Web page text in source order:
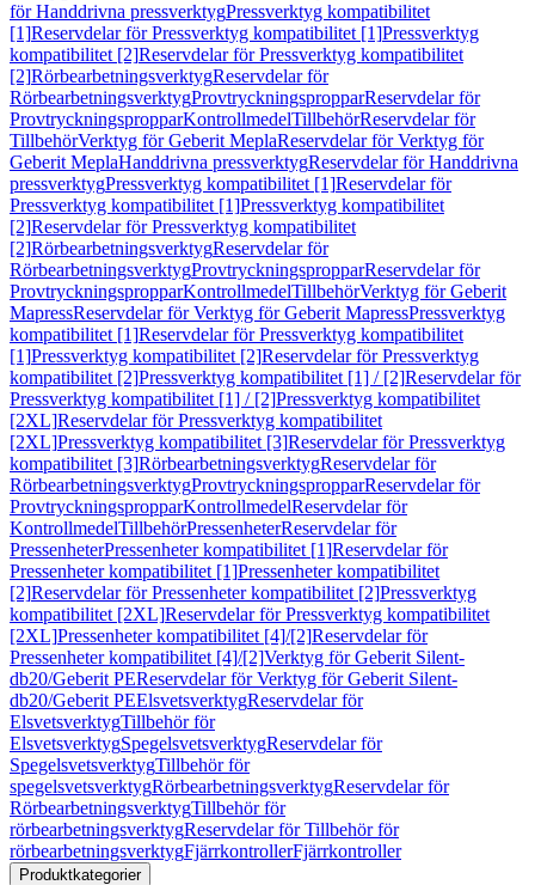
för Handdrivna pressverktygPressverktyg kompatibilitet
[1]Reservdelar för Pressverktyg kompatibilitet [1]Pressverktyg
kompatibilitet [2]Reservdelar för Pressverktyg kompatibilitet
[2]RörbearbetningsverktygReservdelar för
RörbearbetningsverktygProvtryckningspropparReservdelar för
ProvtryckningspropparKontrollmedelTillbehörReservdelar för
TillbehörVerktyg för Geberit MeplaReservdelar för Verktyg för
Geberit MeplaHanddrivna pressverktygReservdelar för Handdrivna
pressverktygPressverktyg kompatibilitet [1]Reservdelar för
Pressverktyg kompatibilitet [1]Pressverktyg kompatibilitet
[2]Reservdelar för Pressverktyg kompatibilitet
[2]RörbearbetningsverktygReservdelar för
RörbearbetningsverktygProvtryckningspropparReservdelar för
ProvtryckningspropparKontrollmedelTillbehörVerktyg för Geberit
MapressReservdelar för Verktyg för Geberit MapressPressverktyg
kompatibilitet [1]Reservdelar för Pressverktyg kompatibilitet
[1]Pressverktyg kompatibilitet [2]Reservdelar för Pressverktyg
kompatibilitet [2]Pressverktyg kompatibilitet [1] / [2]Reservdelar för
Pressverktyg kompatibilitet [1] / [2]Pressverktyg kompatibilitet
[2XL]Reservdelar för Pressverktyg kompatibilitet
[2XL]Pressverktyg kompatibilitet [3]Reservdelar för Pressverktyg
kompatibilitet [3]RörbearbetningsverktygReservdelar för
RörbearbetningsverktygProvtryckningspropparReservdelar för
ProvtryckningspropparKontrollmedelReservdelar för
KontrollmedelTillbehörPressenheterReservdelar för
PressenheterPressenheter kompatibilitet [1]Reservdelar för
Pressenheter kompatibilitet [1]Pressenheter kompatibilitet
[2]Reservdelar för Pressenheter kompatibilitet [2]Pressverktyg
kompatibilitet [2XL]Reservdelar för Pressverktyg kompatibilitet
[2XL]Pressenheter kompatibilitet [4]/[2]Reservdelar för
Pressenheter kompatibilitet [4]/[2]Verktyg för Geberit Silent-
db20/Geberit PEReservdelar för Verktyg för Geberit Silent-
db20/Geberit PEElsvetsverktygReservdelar för
ElsvetsverktygTillbehör för
ElsvetsverktygSpegelsvetsverktygReservdelar för
SpegelsvetsverktygTillbehör för
spegelsvetsverktygRörbearbetningsverktygReservdelar för
RörbearbetningsverktygTillbehör för
rörbearbetningsverktygReservdelar för Tillbehör för
rörbearbetningsverktygFjärrkontrollerFjärrkontroller
Produktkategorier